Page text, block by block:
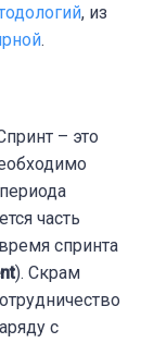
, из
.
– это
часть
спринта
). Скрам
с